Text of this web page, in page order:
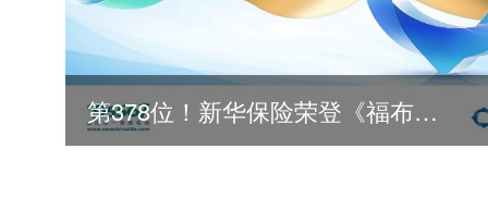
第378位！新华保险荣登《福布斯》全球500强